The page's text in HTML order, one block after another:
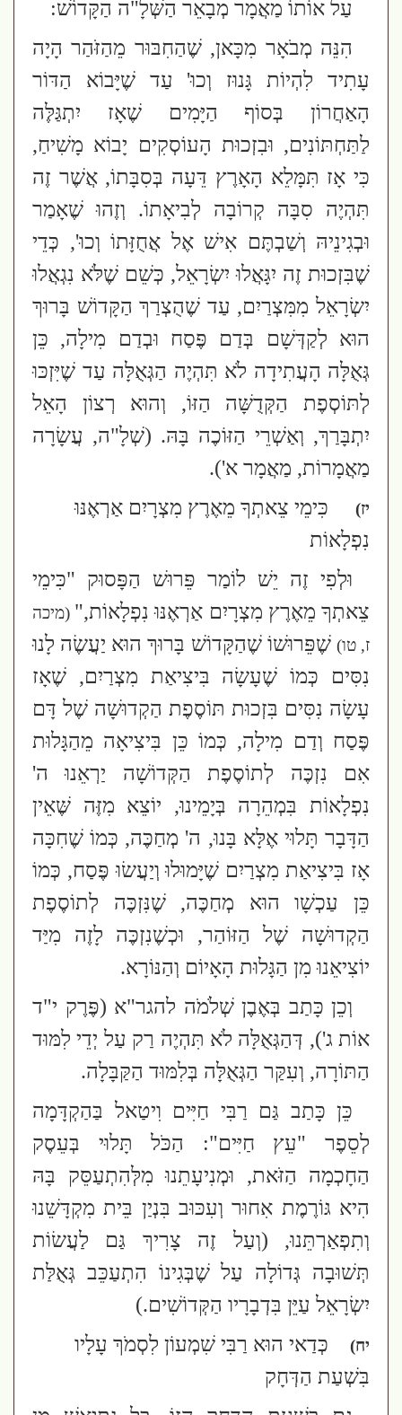
עַל אוֹתוֹ מַאֲמָר מְבָאֵר הַשְּׁלָ"ה הַקָּדוֹשׁ:
הִנֵּה מְבֹאָר מִכָּאן, שֶׁהַחִבּוּר מֵהַזֹּהַר הָיָה
עָתִיד לִהְיוֹת גָּנוּז וְכוּ' עַד שֶׁיָּבוֹא הַדּוֹר
הָאַחֲרוֹן בְּסוֹף הַיָּמִים שֶׁאָז יִתְגַּלֶּה
לַתַּחְתּוֹנִים, וּבִזְכוּת הָעוֹסְקִים יָבוֹא מָשִׁיחַ,
כִּי אָז תִּמָּלֵא הָאָרֶץ דֵּעָה בְּסִבָּתוֹ, אֲשֶׁר זֶה
תִּהְיֶה סִבָּה קְרוֹבָה לְבִיאָתוֹ. וְזֶהוּ שֶׁאָמַר
וּבְגִינֵיהּ וְשַׁבְתֶּם אִישׁ אֶל אֲחֻזָּתוֹ וְכוּ', כְּדֵי
שֶׁבִּזְכוּת זֶה יִגָּאֲלוּ יִשְׂרָאֵל, כְּשֵׁם שֶׁלֹּא נִגְאֲלוּ
יִשְׂרָאֵל מִמִּצְרַיִם, עַד שֶׁהֻצְרַךְ הַקָּדוֹשׁ בָּרוּךְ
הוּא לְקַדְּשָׁם בְּדַם פֶּסַח וּבְדַם מִילָה, כֵּן
גְּאֻלָּה הָעֲתִידָה לֹא תִּהְיֶה הַגְּאֻלָּה עַד שֶׁיִּזְכּוּ
לְתּוֹסְפֶת הַקְּדֻשָּׁה הַזּוֹ, וְהוּא רְצוֹן הָאֵל
יִתְבָּרַךְ, וְאַשְׁרֵי הַזּוֹכֶה בָּהּ. (שְׁלָ"ה, עֲשָׂרָה
מַאֲמָרוֹת, מַאֲמָר א').
כִּימֵי צֵאתְךָ מֵאֶרֶץ מִצְרָיִם אַרְאֶנּוּ
נִפְלָאוֹת
וּלְפִי זֶה יֵשׁ לוֹמַר פֵּרוּשׁ הַפָּסוּק "כִּימֵי
צֵאתְךָ מֵאֶרֶץ מִצְרָיִם אַרְאֶנּוּ נִפְלָאוֹת,"(מיכה
ז, טו)שֶׁפֵּרוּשׁוֹ שֶׁהַקָּדוֹשׁ בָּרוּךְ הוּא יַעֲשֶׂה לָנוּ
נִסִּים כְּמוֹ שֶׁעָשָׂה בִּיצִיאַת מִצְרַיִם, שֶׁאָז
עָשָׂה נִסִּים בִּזְכוּת תּוֹסֶפֶת הַקְדוּשָׁה שֶׁל דָּם
פֶּסַח וְדַם מִילָה, כְּמוֹ כֵּן בִּיצִיאָה מֵהַגָּלוּת
אִם נִזְכֶּה לְתוֹסֶפֶת הַקְּדוֹשָׁה יַרְאֵנוּ ה'
נִפְלָאוֹת בִּמְהֵרָה בְּיָמֵינוּ, יוֹצֵא מִזֶּה שֶּׁאֵין
הַדָּבָר תָּלוּי אֶלָּא בָּנוּ, ה' מְחַכֶּה, כְּמוֹ שֶׁחִכָּה
אָז בִּיצִיאַת מִצְרַיִם שֶׁיָּמוּלוּ וְיַעֲשׂוּ פֶּסַח, כְּמוֹ
כֵּן עַכְשָׁו הוּא מְחַכֶּה, שֶׁנִּזְכֶּה לְתוֹסֶפֶת
הַקְדוּשָׁה שֶׁל הַזּוֹהַר, וּכְשֶׁנִזְכֶּה לָזֶה מִיַּד
יוֹצִיאֵנוּ מִן הַגָּלוּת הָאָיוֹם וְהַנּוֹרָא.
וְכֵן כָּתַב בְּאֶבֶן שְׁלֹמֹה להגר"א(פֶּרֶק י"ד
אוֹת ג' ), דְּהַגְּאֻלָּה לֹא תִּהְיֶה רַק עַל יְדֵי לִמּוּד
הַתּוֹרָה, וְעִקַּר הַגְּאֻלָּה בְּלִמּוּד הַקַּבָּלָה.
כֵּן כָּתַב גַּם רַבִּי חַיִּים וִיטַאל בַּהַקְדָּמָה
לְסֵפֶר "עֵץ חַיִּים":
הַכֹּל תָּלוּי בְּעֵסֶק
הַחָכְמָה הַזֹּאת, וּמְנִיעָתֵנוּ מִלְּהִתְעַסֵּק בָּהּ
הִיא גּוֹרֶמֶת אִחוּר וְעִכּוּב בִּנְיַן בֵּית מִקְדָּשֵׁנוּ
וְתִפְאַרְתֵּנוּ, (וְעַל זֶה צָרִיךְ גַּם לַעֲשׂוֹת
תְּשׁוּבָה גְּדוֹלָה עַל שֶׁבְּגִינוֹ הִתְעַכֵּב גְּאֻלַּת
יִשְׂרָאֵל עַיֵּן בִּדְבָרָיו הַקְּדוֹשִׁים.)
יח)
כְּדַאי הוּא רַבִּי שִׁמְעוֹן לִסְמֹךְ עָלָיו
בִּשְׁעַת הַדְּחָק